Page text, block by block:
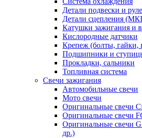
Детали подвески и
Детали сцепления
Катушки зажигания и
Кислородные датчики
Крепеж (болты, гайки,
Подшипники и
Прокладки, сальники
Топливная система
Свечи зажигания
Автомобильные свечи
Мото свечи
Оригинальные свечи
Оригинальные свечи
Оригинальные свечи
др.)